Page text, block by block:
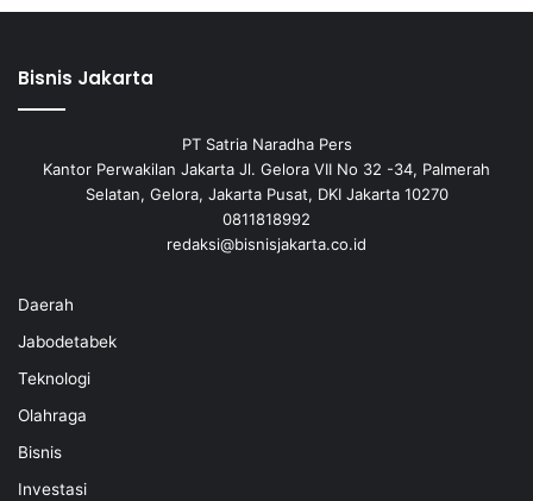
Bisnis Jakarta
PT Satria Naradha Pers
Kantor Perwakilan Jakarta Jl. Gelora VII No 32 -34, Palmerah
Selatan, Gelora, Jakarta Pusat, DKI Jakarta 10270
0811818992
redaksi@bisnisjakarta.co.id
Daerah
Jabodetabek
Teknologi
Olahraga
Bisnis
Investasi